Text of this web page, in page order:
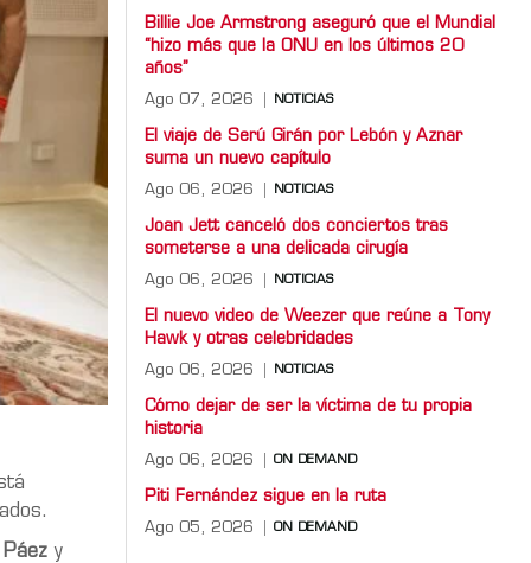
Páez y
Billie Joe Armstrong aseguró que el Mundial
“hizo más que la ONU en los últimos 20
años”
Ago 07, 2026 NOTICIAS
El viaje de Serú Girán por Lebón y Aznar
suma un nuevo capítulo
Ago 06, 2026 NOTICIAS
Joan Jett canceló dos conciertos tras
someterse a una delicada cirugía
Ago 06, 2026 NOTICIAS
El nuevo video de Weezer que reúne a Tony
Hawk y otras celebridades
Ago 06, 2026 NOTICIAS
Cómo dejar de ser la víctima de tu propia
historia
Ago 06, 2026 ON DEMAND
Piti Fernández sigue en la ruta
Ago 05, 2026 ON DEMAND